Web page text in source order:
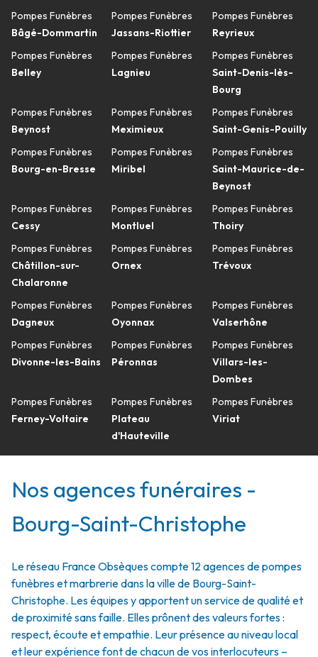
Pompes Funèbres
Bâgé-Dommartin
Pompes Funèbres
Belley
Pompes Funèbres
Beynost
Pompes Funèbres
Bourg-en-Bresse
Pompes Funèbres
Cessy
Pompes Funèbres
Châtillon-sur-
Chalaronne
Pompes Funèbres
Dagneux
Pompes Funèbres
Divonne-les-Bains
Pompes Funèbres
Ferney-Voltaire
Pompes Funèbres
Jassans-Riottier
Pompes Funèbres
Lagnieu
Pompes Funèbres
Meximieux
Pompes Funèbres
Miribel
Pompes Funèbres
Montluel
Pompes Funèbres
Ornex
Pompes Funèbres
Oyonnax
Pompes Funèbres
Péronnas
Pompes Funèbres
Plateau
d'Hauteville
Pompes Funèbres
Reyrieux
Pompes Funèbres
Saint-Denis-lès-
Bourg
Pompes Funèbres
Saint-Genis-Pouilly
Pompes Funèbres
Saint-Maurice-de-
Beynost
Pompes Funèbres
Thoiry
Pompes Funèbres
Trévoux
Pompes Funèbres
Valserhône
Pompes Funèbres
Villars-les-
Dombes
Pompes Funèbres
Viriat
Nos agences funéraires -
Bourg-Saint-Christophe
Le réseau France Obsèques compte 12 agences de pompes
funèbres et marbrerie dans la ville de Bourg-Saint-
Christophe. Les équipes y apportent un service de qualité et
de proximité sans faille. Elles prônent des valeurs fortes :
respect, écoute et empathie. Leur présence au niveau local
et leur expérience font de chacun de vos interlocuteurs –